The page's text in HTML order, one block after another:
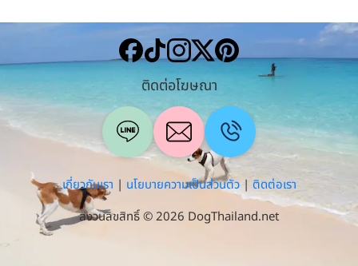
ติดต่อโฆษณา
เกี่ยวกับเรา | นโยบายความเป็นส่วนตัว| ติดต่อเรา
สงวนลิขสิทธิ์ © 2026 DogThailand.net